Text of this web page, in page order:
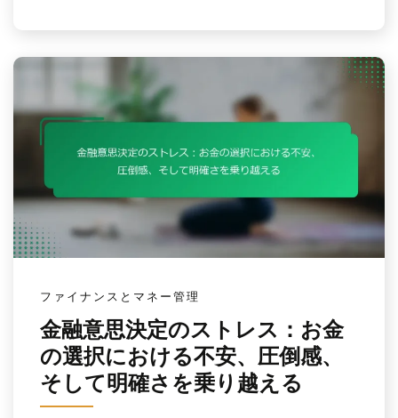
ファイナンスとマネー管理
金融意思決定のストレス：お金
の選択における不安、圧倒感、
そして明確さを乗り越える